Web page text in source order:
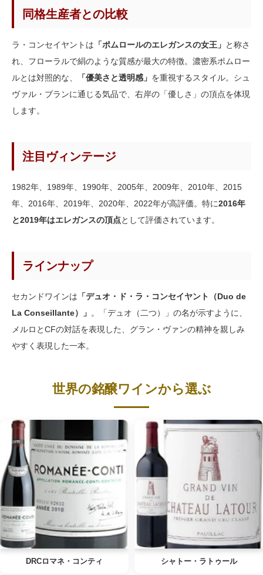
同格生産者との比較
ラ・コンセイヤントは 「ポムロールのエレガンスの女王」 と称さ
れ、フローラルで絹のような質感が最大の特徴。濃密系ポムロー
ルとは対照的な、
「優美さと透明感」 を重視するスタイル。シュ
ヴァル・ブランに通じる気品で、右岸の「優しさ」の頂点を体現
します。
注目ヴィンテージ
1982年、1989年、1990年、2005年、2009年、2010年、2015
年、2016年、2019年、2020年、2022年が高評価。特に2016年
と2019年はエレガンスの頂点として評価されています。
ラインナップ
セカンドワインは 「デュオ・ド・ラ・コンセイヤント（Duo de
La Conseillante）」 。「デュオ（二つ）」の名が示すように、
メルロとCFの対話を表現した、グラン・ヴァンの精神を親しみ
やすく表現した一本。
世界の銘醸ワインから選ぶ
DRCロマネ・コンティ シャトー・ラトゥール